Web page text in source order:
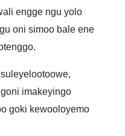
engge ngu yolo
oni simoo bale ene
imakeyingo
goki kewooloyemo